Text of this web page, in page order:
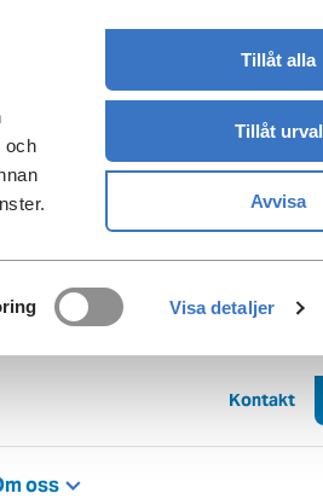
och
Visa detaljer
Tillåt alla
Tillåt urval
Avvisa
Kontakt
oss